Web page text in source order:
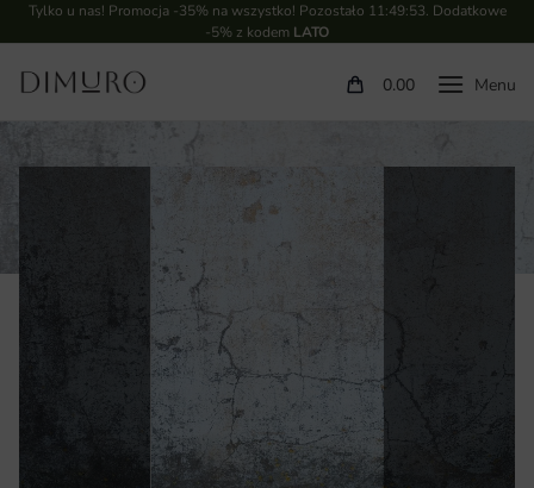
Tylko u nas! Promocja -35% na wszystko! Pozostało 11:49:52. Dodatkowe
-5% z kodem LATO
0.00